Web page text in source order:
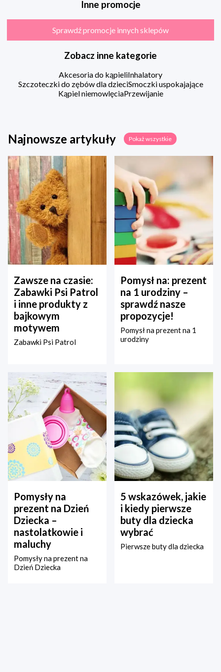
Inne promocje
Sprawdź promocje innych sklepów
Zobacz inne kategorie
Akcesoria do kąpieliInhalatory
Szczoteczki do zębów dla dzieciSmoczki uspokajające
Kąpiel niemowlęciaPrzewijanie
Najnowsze artykuły Pokaż wszystkie
Zawsze na czasie:
Zabawki Psi Patrol
i inne produkty z
bajkowym
motywem
Zabawki Psi Patrol
Pomysł na: prezent
na 1 urodziny –
sprawdź nasze
propozycje!
Pomysł na prezent na 1
urodziny
Pomysły na
prezent na Dzień
Dziecka –
nastolatkowie i
maluchy
Pomysły na prezent na
Dzień Dziecka
5 wskazówek, jakie
i kiedy pierwsze
buty dla dziecka
wybrać
Pierwsze buty dla dziecka